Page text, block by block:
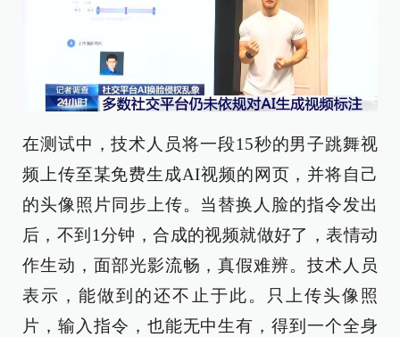
在测试中，技术人员将一段15秒的男子跳舞视
频上传至某免费生成AI视频的网页，并将自己
的头像照片同步上传。当替换人脸的指令发出
后，不到1分钟，合成的视频就做好了，表情动
作生动，面部光影流畅，真假难辨。技术人员
表示，能做到的还不止于此。只上传头像照
片，输入指令，也能无中生有，得到一个全身